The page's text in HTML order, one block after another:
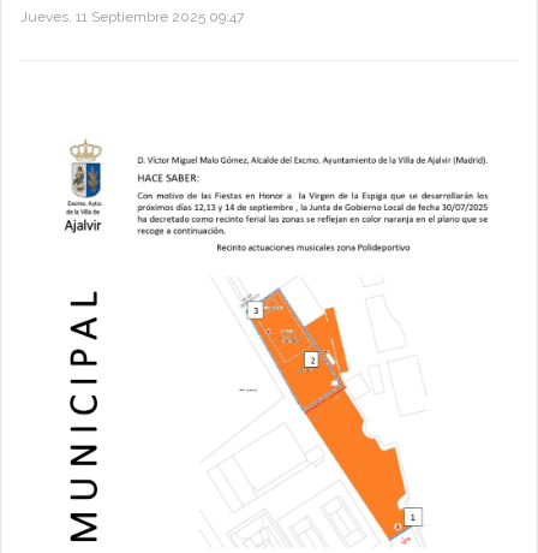
Jueves, 11 Septiembre 2025 09:47